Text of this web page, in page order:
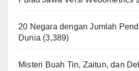
20 Negara dengan Jumlah
Dunia (3,389)
Misteri Buah Tin, Zaitun, dan